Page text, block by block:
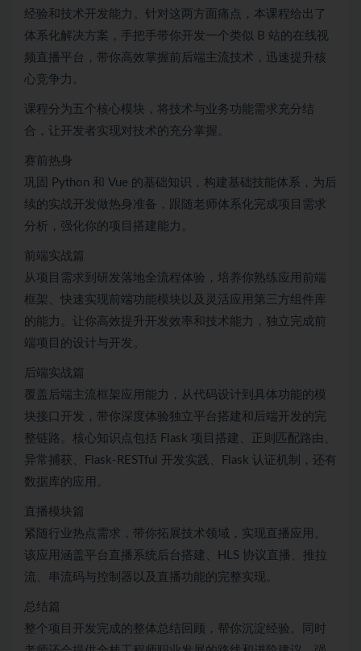
经验和技术开发能力。针对这两方面痛点，本课程给出了
体系化解决方案，手把手带你开发一个类似 B 站的在线视
频直播平台，带你高效掌握前后端主流技术，迅速提升核
心竞争力。
课程分为五个核心模块，将技术与业务功能需求充分结
合，让开发者实现对技术的充分掌握。
赛前热身
巩固 Python 和 Vue 的基础知识，构建基础技能体系，为后
续的实战开发做热身准备，跟随老师体系化完成项目需求
分析，强化你的项目搭建能力。
前端实战篇
从项目需求到研发落地全流程体验，培养你熟练应用前端
框架、快速实现前端功能模块以及灵活应用第三方组件库
的能力。让你高效提升开发效率和技术能力，独立完成前
端项目的设计与开发。
后端实战篇
覆盖后端主流框架应用能力，从代码设计到具体功能的模
块接口开发，带你深度体验独立平台搭建和后端开发的完
整链路。核心知识点包括 Flask 项目搭建、正则匹配路由、
异常捕获、Flask-RESTful 开发实践、Flask 认证机制，还有
数据库的应用。
直播模块篇
紧随行业热点需求，带你拓展技术领域，实现直播应用。
该应用涵盖平台直播系统后台搭建、HLS 协议直播、推拉
流、串流码与控制器以及直播功能的完整实现。
总结篇
整个项目开发完成的整体总结回顾，帮你沉淀经验。同时